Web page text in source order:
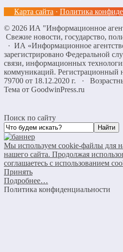
Карта сайта · Политика
© 2026 ИА "Информационное
Свежие новости, государство,
· ИА «Информационное
зарегистрировано Федеральной
связи, информационных
коммуникаций.
79700 от 18.12.2020 г. ·
Тема от GoodwinPress.ru
Поиск по сайту
Мы используем cookie-файлы для
нашего сайта. Продолжая
соглашаетесь с использованием
Принять
Подробнее…
Политика конфиденциальности